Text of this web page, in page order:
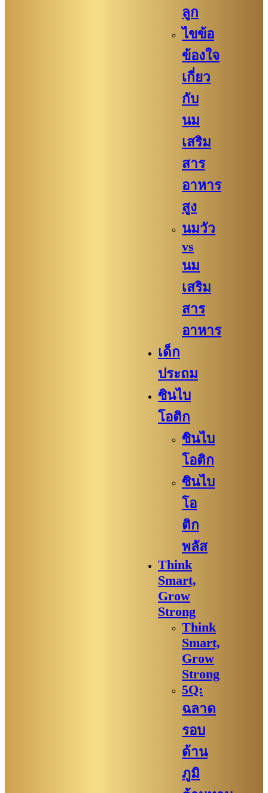
ลูก
ไขข้อ
ข้องใจ
เกี่ยว
กับ
นม
เสริม
สาร
อาหาร
สูง
นมวัว
vs
นม
เสริม
สาร
อาหาร
เด็ก
ประถม
ซินไบ
โอติก
ซินไบ
โอติก
ซินไบ
โอ
ติก
พลัส
Think
Smart,
Grow
Strong
Think
Smart,
Grow
Strong
5Q:
ฉลาด
รอบ
ด้าน
ภูมิ